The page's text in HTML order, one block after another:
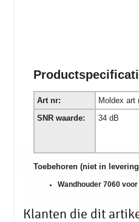
Art nr:
Moldex art
SNR waarde:
34 dB
Toebehoren (niet in
Wandhouder 7060
Klanten die dit